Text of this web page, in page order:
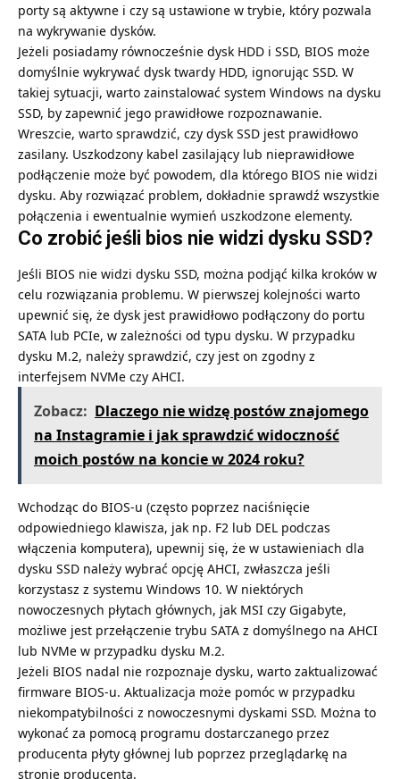
porty są aktywne i czy są ustawione w trybie, który pozwala
na wykrywanie dysków.
Jeżeli posiadamy równocześnie dysk HDD i SSD, BIOS może
domyślnie wykrywać dysk twardy HDD, ignorując SSD. W
takiej sytuacji, warto zainstalować system Windows na dysku
SSD, by zapewnić jego prawidłowe rozpoznawanie.
Wreszcie, warto sprawdzić, czy dysk SSD jest prawidłowo
zasilany. Uszkodzony kabel zasilający lub nieprawidłowe
podłączenie może być powodem, dla którego BIOS nie widzi
dysku. Aby rozwiązać problem, dokładnie sprawdź wszystkie
połączenia i ewentualnie wymień uszkodzone elementy.
Co zrobić jeśli bios nie widzi dysku SSD?
Jeśli BIOS nie widzi dysku SSD, można podjąć kilka kroków w
celu rozwiązania problemu. W pierwszej kolejności warto
upewnić się, że dysk jest prawidłowo podłączony do portu
SATA lub PCIe, w zależności od typu dysku. W przypadku
dysku M.2, należy sprawdzić, czy jest on zgodny z
interfejsem NVMe czy AHCI.
Zobacz: Dlaczego nie widzę postów znajomego
na Instagramie i jak sprawdzić widoczność
moich postów na koncie w 2024 roku?
Wchodząc do BIOS-u (często poprzez naciśnięcie
odpowiedniego klawisza, jak np. F2 lub DEL podczas
włączenia komputera), upewnij się, że w ustawieniach dla
dysku SSD należy wybrać opcję AHCI, zwłaszcza jeśli
korzystasz z systemu Windows 10. W niektórych
nowoczesnych płytach głównych, jak MSI czy Gigabyte,
możliwe jest przełączenie trybu SATA z domyślnego na AHCI
lub NVMe w przypadku dysku M.2.
Jeżeli BIOS nadal nie rozpoznaje dysku, warto zaktualizować
firmware BIOS-u. Aktualizacja może pomóc w przypadku
niekompatybilności z nowoczesnymi dyskami SSD. Można to
wykonać za pomocą programu dostarczanego przez
producenta płyty głównej lub poprzez przeglądarkę na
stronie producenta.